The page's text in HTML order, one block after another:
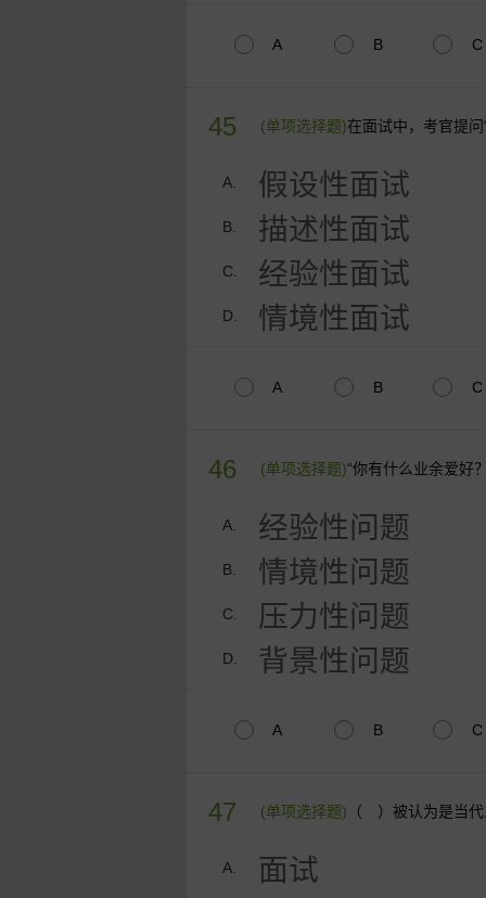
A B C
45 (单项选择题)在面试中，考官提
A. 假设性面试
B. 描述性面试
C. 经验性面试
D. 情境性面试
A B C
46 (单项选择题)“你有什么业余爱好
A. 经验性问题
B. 情境性问题
C. 压力性问题
D. 背景性问题
A B C
47 (单项选择题) （ ）被认为是当
A. 面试